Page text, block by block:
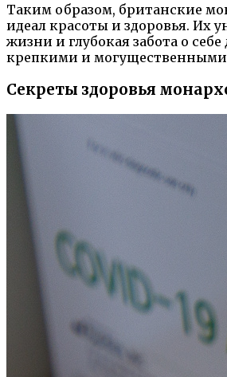
Таким образом, британские
идеал красоты и здоровья. Их
жизни и глубокая забота о
крепкими и
Секреты здоровья